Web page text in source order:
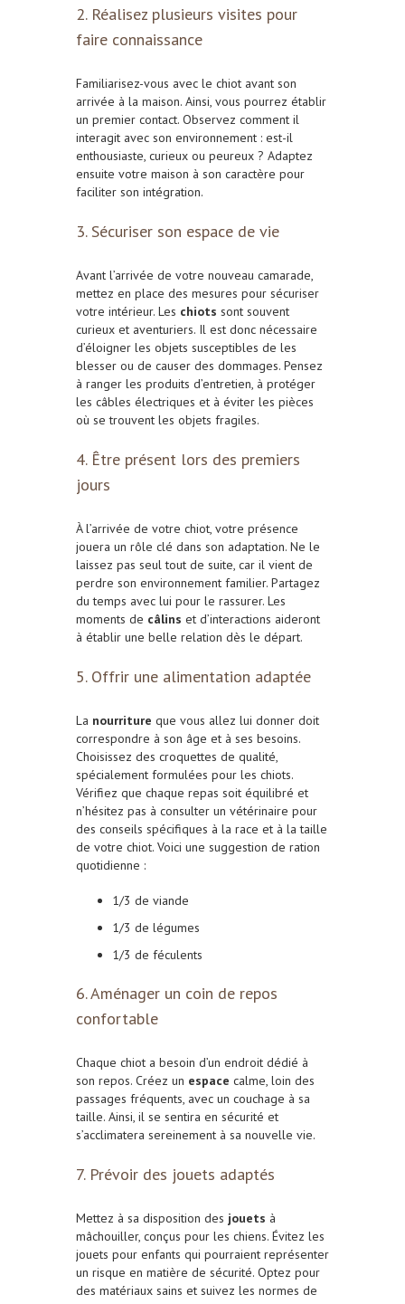
2. Réalisez plusieurs visites pour
faire connaissance
Familiarisez-vous avec le chiot avant son
arrivée à la maison. Ainsi, vous pourrez établir
un premier contact. Observez comment il
interagit avec son environnement : est-il
enthousiaste, curieux ou peureux ? Adaptez
ensuite votre maison à son caractère pour
faciliter son intégration.
3. Sécuriser son espace de vie
Avant l’arrivée de votre nouveau camarade,
mettez en place des mesures pour sécuriser
votre intérieur. Les chiots sont souvent
curieux et aventuriers. Il est donc nécessaire
d’éloigner les objets susceptibles de les
blesser ou de causer des dommages. Pensez
à ranger les produits d’entretien, à protéger
les câbles électriques et à éviter les pièces
où se trouvent les objets fragiles.
4. Être présent lors des premiers
jours
À l’arrivée de votre chiot, votre présence
jouera un rôle clé dans son adaptation. Ne le
laissez pas seul tout de suite, car il vient de
perdre son environnement familier. Partagez
du temps avec lui pour le rassurer. Les
moments de câlins et d’interactions aideront
à établir une belle relation dès le départ.
5. Offrir une alimentation adaptée
La nourriture que vous allez lui donner doit
correspondre à son âge et à ses besoins.
Choisissez des croquettes de qualité,
spécialement formulées pour les chiots.
Vérifiez que chaque repas soit équilibré et
n’hésitez pas à consulter un vétérinaire pour
des conseils spécifiques à la race et à la taille
de votre chiot. Voici une suggestion de ration
quotidienne :
1/3 de viande
1/3 de légumes
1/3 de féculents
6. Aménager un coin de repos
confortable
Chaque chiot a besoin d’un endroit dédié à
son repos. Créez un espace calme, loin des
passages fréquents, avec un couchage à sa
taille. Ainsi, il se sentira en sécurité et
s’acclimatera sereinement à sa nouvelle vie.
7. Prévoir des jouets adaptés
Mettez à sa disposition des jouets à
mâchouiller, conçus pour les chiens. Évitez les
jouets pour enfants qui pourraient représenter
un risque en matière de sécurité. Optez pour
des matériaux sains et suivez les normes de